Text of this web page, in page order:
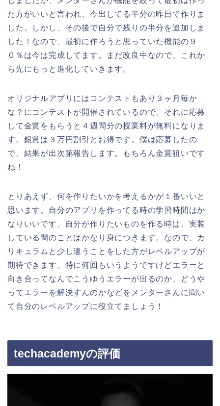
た方がいいと言われ、今出してる半分の昨日で作りま
した。しかし、その後で自分で残りの半分を追加しま
した！なので、最初に作ろうと思っていた機能の９
０％は今は完成してます。まだ改良中なので、これか
ら先にもっと進化していきます。
オリジナルアプリにはコンテストもあり３ヶ月毎か
な？にコンテストが開催されているので、それに応募
して金賞をもらうと４週間分の授業料が無料になりま
す。銀賞は３万円割引とお得です。僕は応募したの
で、結果が出次第報告します。もちろん金賞狙いです
ね！
とりあえず、何を作りたいかを考えるかが１番いいと
思います。自分のアプリを作ってる時の学習時間はか
なりいいです。自分が作りたいものを作る時は、実装
している間のことはかなり身につきます。なので、カ
リキュラムと少し違うことをした方がレベルアップが
期待できます。特に何回もいうようですけどエラーと
向き合ってなんでこうゆうエラーが出るのか、どうや
ってエラーを解決すんのかなどをメンターさんに聞い
て自分のレベルアップに役立てましょう！
techacademyの評価